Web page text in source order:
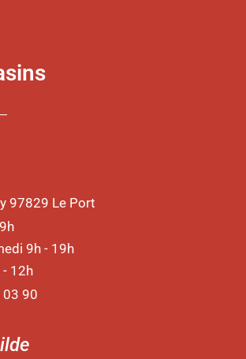
97829 Le Port
9h - 19h
- 12h
90